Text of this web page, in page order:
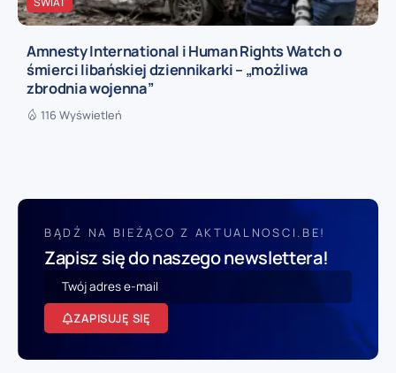
Amnesty International i Human Rights Watch o
śmierci libańskiej dziennikarki – „możliwa
zbrodnia wojenna”
116 Wyświetleń
BĄDŹ NA BIEŻĄCO Z AKTUALNOSCI.BE!
Zapisz się do naszego newslettera!
ZAPISUJĘ SIĘ